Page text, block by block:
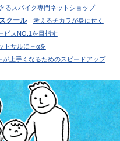
るスパイク専門ネットショップ
クール 考えるチカラが身に付く
ビスNO.1を目指す
トサルに＋αを
が上手くなるためのスピードアップ